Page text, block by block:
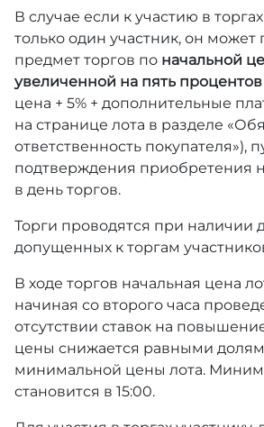
В случае если к участию в
только один участник, он может
предмет торгов по начальной
увеличенной на пять процентов
цена + 5% + дополнительные
на странице лота в разделе
ответственность покупателя»),
подтверждения приобретения
в день торгов.
Торги проводятся при наличии
допущенных к торгам
В ходе торгов начальная цена
начиная со второго часа
отсутствии ставок на
цены снижается равными
минимальной цены лота.
становится в 15:00.